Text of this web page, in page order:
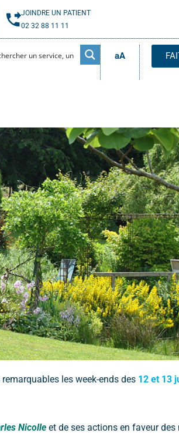
JOINDRE UN PATIENT
02 32 88 11 11
aA
les week-ends des 12 et 13
Nicolle et de ses actions en faveur des